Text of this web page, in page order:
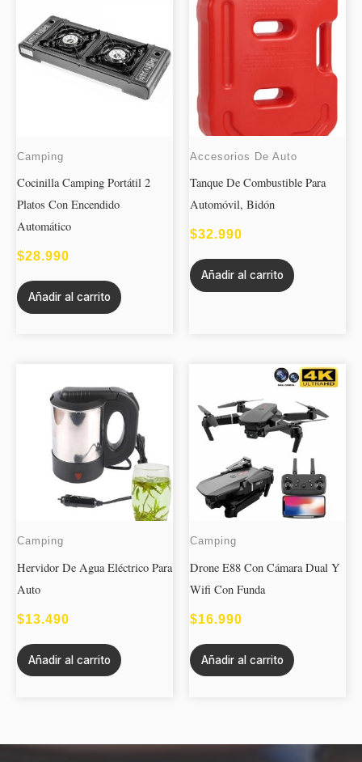
Camping
Cocinilla Camping Portátil 2
Platos Con Encendido
Automático
$28.990
Añadir al carrito
Accesorios De Auto
Tanque De Combustible Para
Automóvil, Bidón
$32.990
Añadir al carrito
Camping
Hervidor De Agua Eléctrico Para
Auto
$13.490
Añadir al carrito
Camping
Drone E88 Con Cámara Dual Y
Wifi Con Funda
$16.990
Añadir al carrito